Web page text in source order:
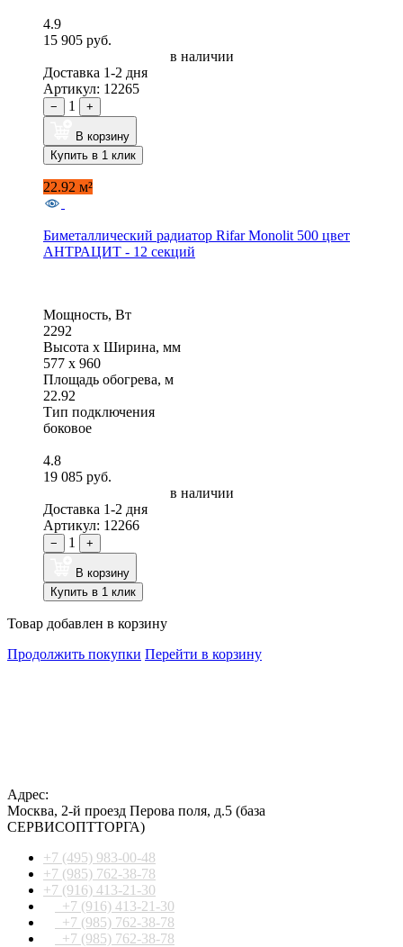
4.9
15 905 руб.
в наличии
Доставка 1-2 дня
Артикул: 12265
− 1 +
В корзину
Купить в 1 клик
22.92 м²
Биметаллический радиатор Rifar Monolit 500 цвет
АНТРАЦИТ - 12 секций
Мощность, Вт
2292
Высота x Ширина, мм
577 x 960
Площадь обогрева, м
22.92
Тип подключения
боковое
4.8
19 085 руб.
в наличии
Доставка 1-2 дня
Артикул: 12266
− 1 +
В корзину
Купить в 1 клик
Товар добавлен в корзину
Продолжить покупки Перейти в корзину
Адрес:
Москва, 2-й проезд Перова поля, д.5 (база
СЕРВИСОПТТОРГА)
+7 (495) 983-00-48
+7 (985) 762-38-78
+7 (916) 413-21-30
+7 (916) 413-21-30
+7 (985) 762-38-78
+7 (985) 762-38-78